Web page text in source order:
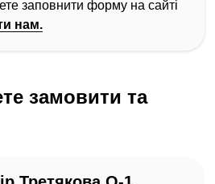
заповнити форму на сайті
нам.
замовити та